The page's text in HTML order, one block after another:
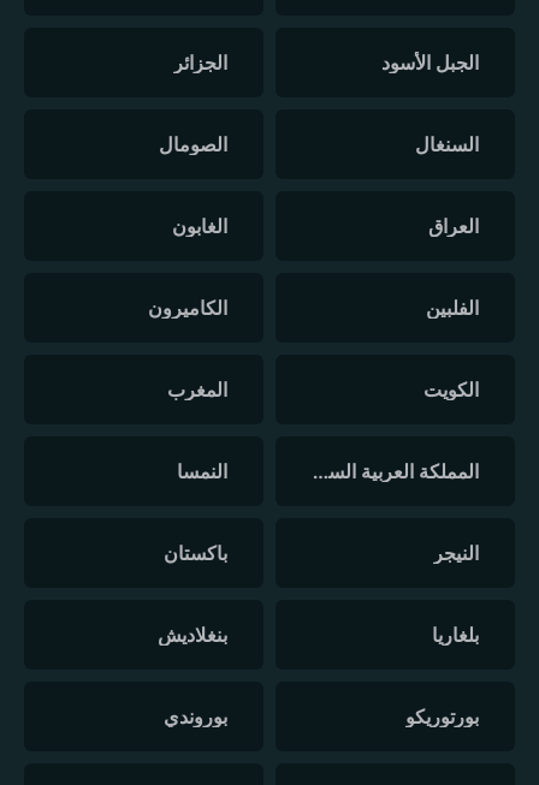
الجبل الأسود الجزائر
السنغال الصومال
العراق الغابون
الفلبين الكاميرون
الكويت المغرب
المملكة العربية السعودية النمسا
النيجر باكستان
بلغاريا بنغلاديش
بورتوريكو بوروندي